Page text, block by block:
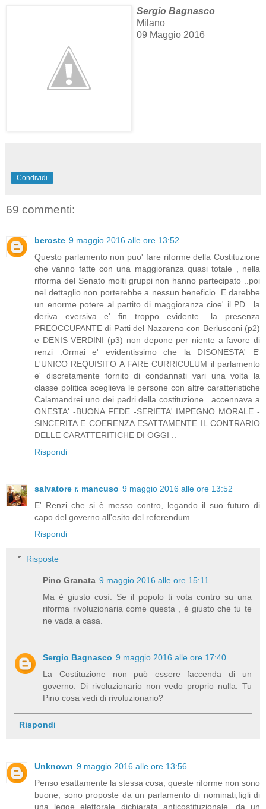
Sergio Bagnasco
Milano
09 Maggio 2016
Condividi
69 commenti:
beroste 9 maggio 2016 alle ore 13:52
Questo parlamento non puo' fare riforme della Costituzione
che vanno fatte con una maggioranza quasi totale , nella
riforma del Senato molti gruppi non hanno partecipato ..poi
nel dettaglio non porterebbe a nessun beneficio .E darebbe
un enorme potere al partito di maggioranza cioe' il PD ..la
deriva eversiva e' fin troppo evidente ..la presenza
PREOCCUPANTE di Patti del Nazareno con Berlusconi (p2)
e DENIS VERDINI (p3) non depone per niente a favore di
renzi .Ormai e' evidentissimo che la DISONESTA' E'
L'UNICO REQUISITO A FARE CURRICULUM il parlamento
e' discretamente fornito di condannati vari una volta la
classe politica sceglieva le persone con altre caratteristiche
Calamandrei uno dei padri della costituzione ..accennava a
ONESTA' -BUONA FEDE -SERIETA' IMPEGNO MORALE -
SINCERITA E COERENZA ESATTAMENTE IL CONTRARIO
DELLE CARATTERITICHE DI OGGI ..
Rispondi
salvatore r. mancuso 9 maggio 2016 alle ore 13:52
E' Renzi che si è messo contro, legando il suo futuro di
capo del governo all'esito del referendum.
Rispondi
Risposte
Pino Granata 9 maggio 2016 alle ore 15:11
Ma è giusto così. Se il popolo ti vota contro su una
riforma rivoluzionaria come questa , è giusto che tu te
ne vada a casa.
Sergio Bagnasco 9 maggio 2016 alle ore 17:40
La Costituzione non può essere faccenda di un
governo. Di rivoluzionario non vedo proprio nulla. Tu
Pino cosa vedi di rivoluzionario?
Rispondi
Unknown 9 maggio 2016 alle ore 13:56
Penso esattamente la stessa cosa, queste riforme non sono
buone, sono proposte da un parlamento di nominati,figli di
una legge elettorale dichiarata anticostituzionale, da un